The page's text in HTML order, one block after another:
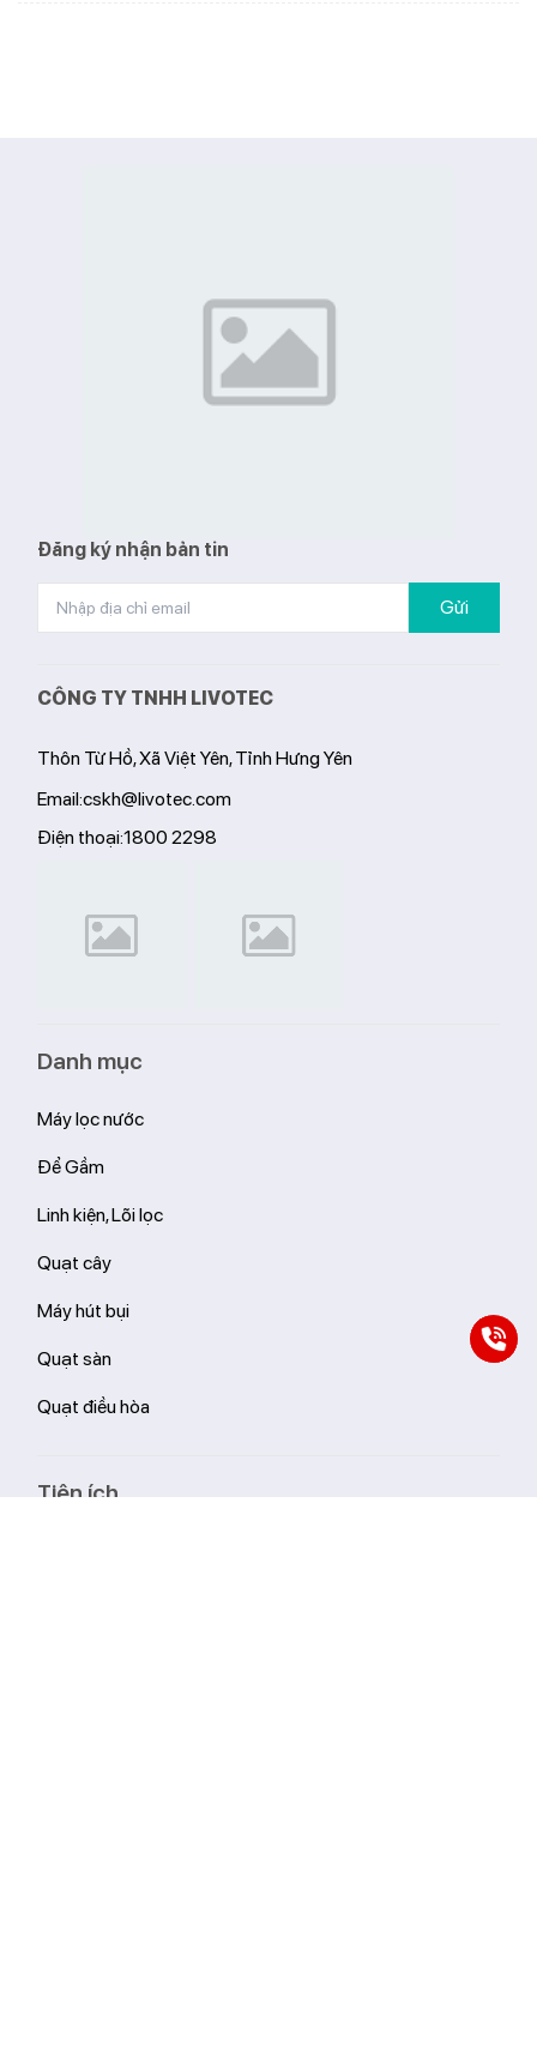
Đăng ký nhận bản tin
Gửi
CÔNG TY TNHH LIVOTEC
Thôn Từ Hồ, Xã Việt Yên, Tỉnh Hưng Yên
Email:cskh@livotec.com
Điện thoại:1800 2298
Danh mục
Máy lọc nước
Để Gầm
Linh kiện, Lõi lọc
Quạt cây
Máy hút bụi
Quạt sàn
Quạt điều hòa
Tiện ích